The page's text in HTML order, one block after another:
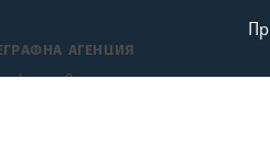
АГЕНЦИЯ
права са запазени.